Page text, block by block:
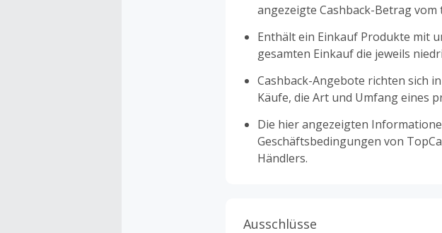
angezeigte Cashback-Betrag
Enthält ein Einkauf Produkte mit
gesamten Einkauf die jeweils
Cashback-Angebote richten sich
Käufe, die Art und Umfang eines
Die hier angezeigten
Geschäftsbedingungen von
Händlers.
Ausschlüsse